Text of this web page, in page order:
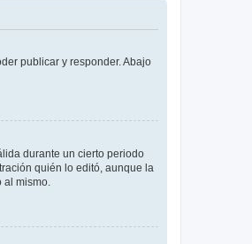
publicar y responder. Abajo
durante un cierto periodo
quién lo editó, aunque la
mismo.